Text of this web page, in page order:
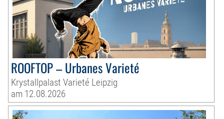
ROOFTOP – Urbanes Varieté
Krystallpalast Varieté Leipzig
am 12.08.2026